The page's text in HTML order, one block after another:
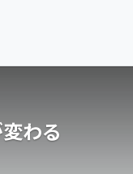
わる